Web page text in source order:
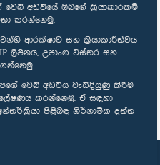
අඩවියේ ඔබගේ ක්‍රියාකාරකම්
කරන්නෙමු.
ආරක්ෂාව සහ ක්‍රියාකාරීත්වය
ලිපිනය, උපාංග විස්තර සහ
වෙබ් අඩවිය වැඩිදියුණු කිරීම
කරන්නෙමු. ඒ සඳහා
පිළිබඳ නිර්නාමික දත්ත